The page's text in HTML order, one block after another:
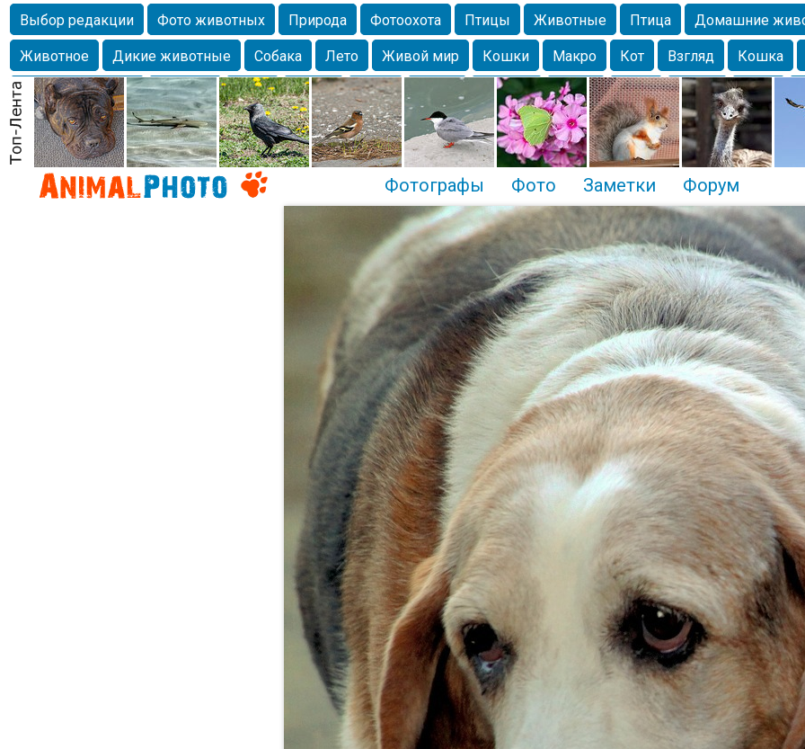
Выбор редакции Фото животных Природа Фотоохота Птицы Животные Птица
Домашние
Животное
Дикие животные Собака Лето Живой мир Кошки Макро Кот Взгляд
Кошка
Млекопитающие
Красота Фото Озеро Глаза Москва Весна Парк Белка Зима
любимцы
Волгоград Лебедь Город Бабочка Чайка Лес Утки Николаев Насекомое
Коты
Спаниель
Фотографы Фото Заметки Форум